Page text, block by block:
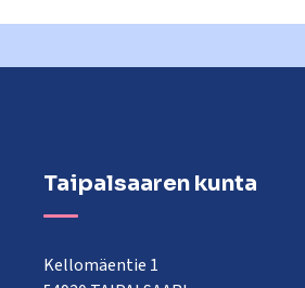
Taipalsaaren kunta
Kellomäentie 1